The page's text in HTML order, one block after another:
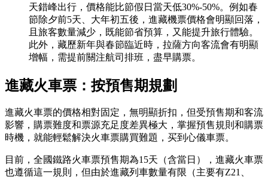
天錯峰出行，價格能比節假日當天低30%-50%。例如春
節除夕前5天、大年初五後，進藏機票價格會明顯回落，
且旅客數量減少，既能節省預算，又能提升旅行體驗。
此外，藏歷新年與春節臨近時，拉薩方向客流會有明顯
增幅，需提前關注航司排班，盡早購票。
進藏火車票：按預售期規劃
進藏火車票的價格相對固定，無明顯折扣，但受預售期和客流
影響，購票難度和票源充足度差異極大，掌握預售規則和購票
時機，就能輕鬆解決火車票購買難題，买到心儀車票。
目前，全國鐵路火車票預售期為15天（含當日），進藏火車票
也遵循這一規則，但由於進藏列車數量有限（主要有Z21、